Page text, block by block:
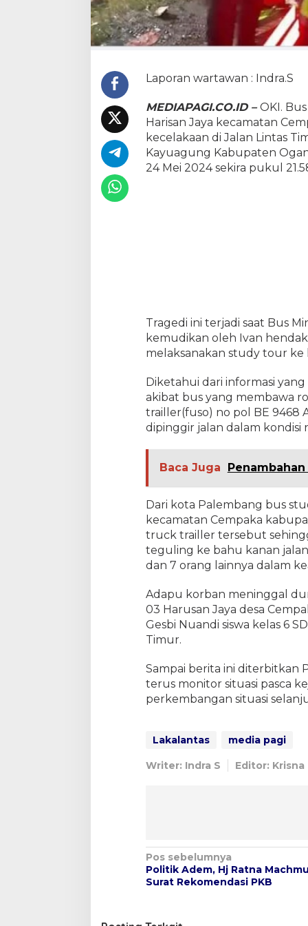
c
e
l
a
a
,
2
r
a
n
u
n
i
a
Laporan wartawan : Indra.S
MEDIAPAGI.CO.ID –OKI.
Harisan Jaya kecamatan
kecelakaan di Jalan Lintas
Kayuagung Kabupaten
24 Mei 2024 sekira pukul
Tragedi ini terjadi saat Bus
kemudikan oleh Ivan
melaksanakan study tour ke
Diketahui dari informasi
akibat bus yang membawa
trailler(fuso) no pol BE
dipinggir jalan dalam kondisi
Baca Juga
Dari kota Palembang bus
kecamatan Cempaka
truck trailler tersebut
teguling ke bahu kanan
dan 7 orang lainnya dalam
Adapu korban meninggal
03 Harusan Jaya desa
Gesbi Nuandi siswa kelas 6
Timur.
Sampai berita ini diterbitkan
terus monitor situasi pasca
perkembangan situasi
Lakalantas media pagi
Writer: Indra S Editor: Krisna
N
a
i
Pos sebelumnya
Politik Adem, Hj Ratna
Surat Rekomendasi PKB